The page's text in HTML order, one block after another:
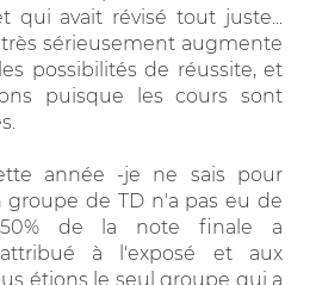
qui avait révisé tout juste...
très sérieusement augmente
possibilités de réussite, et
puisque les cours sont
année -je ne sais pour
groupe de TD n'a pas eu de
de la note finale a
à l'exposé et aux
étions le seul groupe qui a